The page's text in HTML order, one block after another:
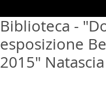
Biblioteca -
esposizione
2015"